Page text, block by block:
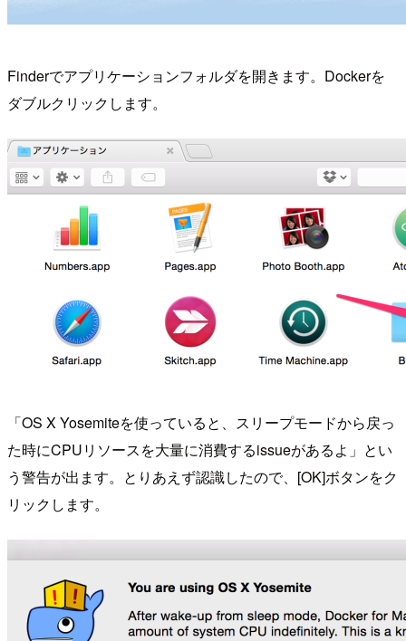
Finderでアプリケーションフォルダを開きます。Dockerを
ダブルクリックします。
「OS X Yosemiteを使っていると、スリープモードから戻っ
た時にCPUリソースを大量に消費するissueがあるよ」とい
う警告が出ます。とりあえず認識したので、[OK]ボタンをク
リックします。